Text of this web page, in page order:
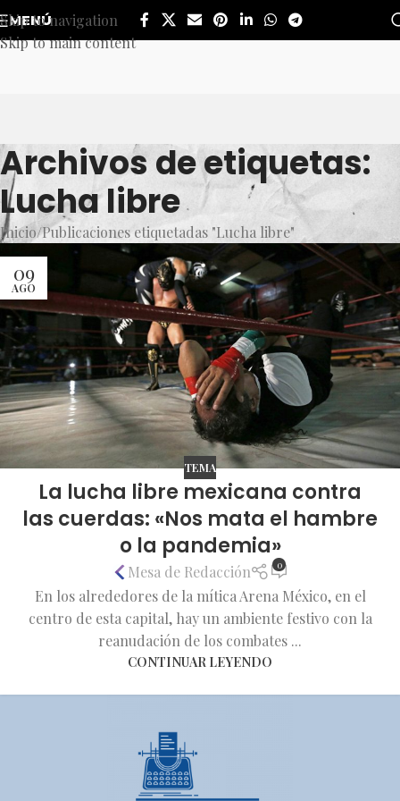
Skip to navigation
Skip to main content
MENÚ
Archivos de etiquetas:
Lucha libre
Inicio Publicaciones etiquetadas "Lucha libre"
09
AGO
TEMA
La lucha libre mexicana contra
las cuerdas: «Nos mata el hambre
o la pandemia»
Mesa de Redacción 0
En los alrededores de la mítica Arena México, en el
centro de esta capital, hay un ambiente festivo con la
reanudación de los combates ...
CONTINUAR LEYENDO